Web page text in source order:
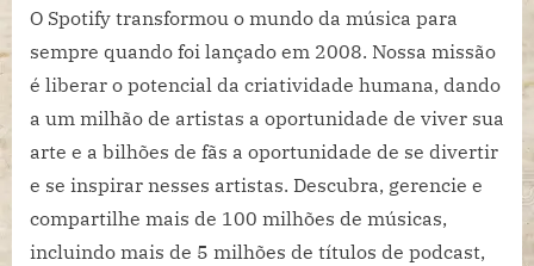
O Spotify transformou o mundo da música para
sempre quando foi lançado em 2008. Nossa missão
é liberar o potencial da criatividade humana, dando
a um milhão de artistas a oportunidade de viver sua
arte e a bilhões de fãs a oportunidade de se divertir
e se inspirar nesses artistas. Descubra, gerencie e
compartilhe mais de 100 milhões de músicas,
incluindo mais de 5 milhões de títulos de podcast,